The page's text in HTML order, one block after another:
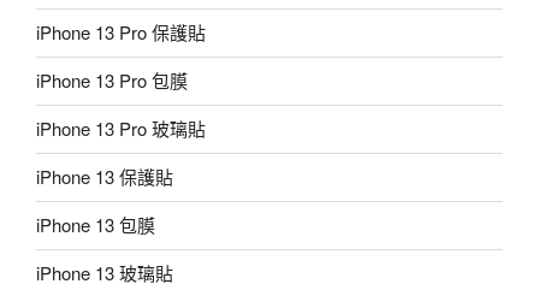
iPhone 13 Pro 保護貼
iPhone 13 Pro 包膜
iPhone 13 Pro 玻璃貼
iPhone 13 保護貼
iPhone 13 包膜
iPhone 13 玻璃貼